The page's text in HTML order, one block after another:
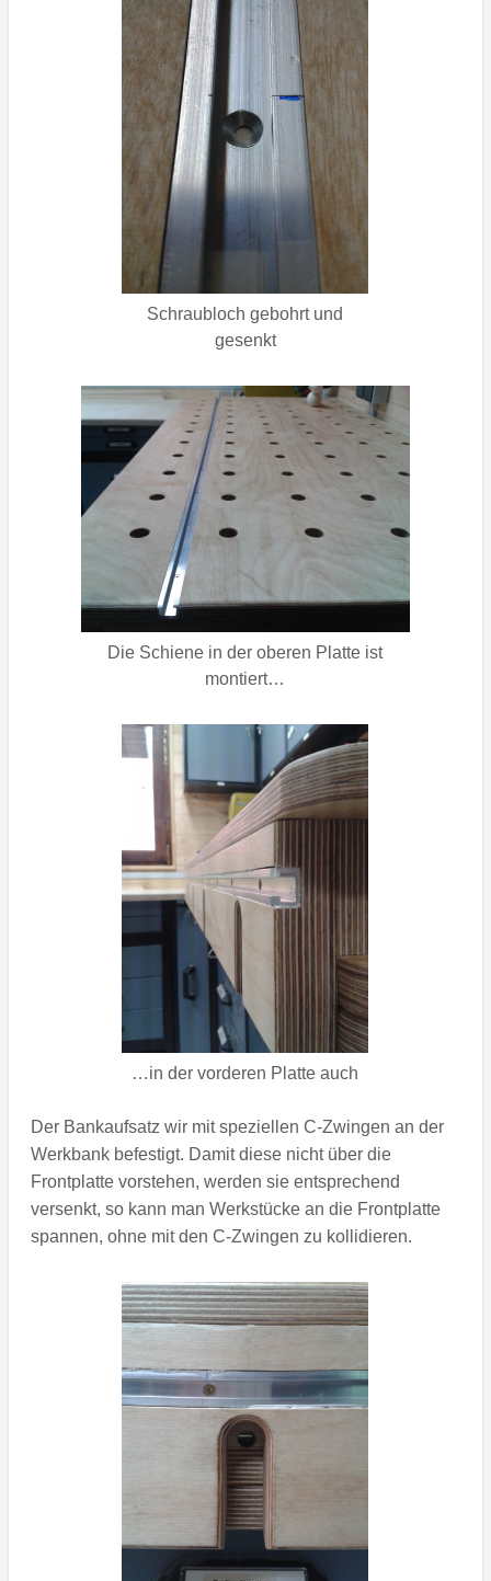
Schraubloch gebohrt und
gesenkt
Die Schiene in der oberen Platte ist
montiert…
…in der vorderen Platte auch
Der Bankaufsatz wir mit speziellen C-Zwingen an der
Werkbank befestigt. Damit diese nicht über die
Frontplatte vorstehen, werden sie entsprechend
versenkt, so kann man Werkstücke an die Frontplatte
spannen, ohne mit den C-Zwingen zu kollidieren.